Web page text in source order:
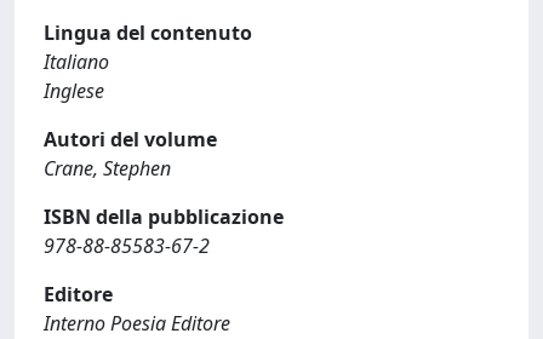
Lingua del contenuto
Italiano
Inglese
Autori del volume
Crane, Stephen
ISBN della pubblicazione
978-88-85583-67-2
Editore
Interno Poesia Editore